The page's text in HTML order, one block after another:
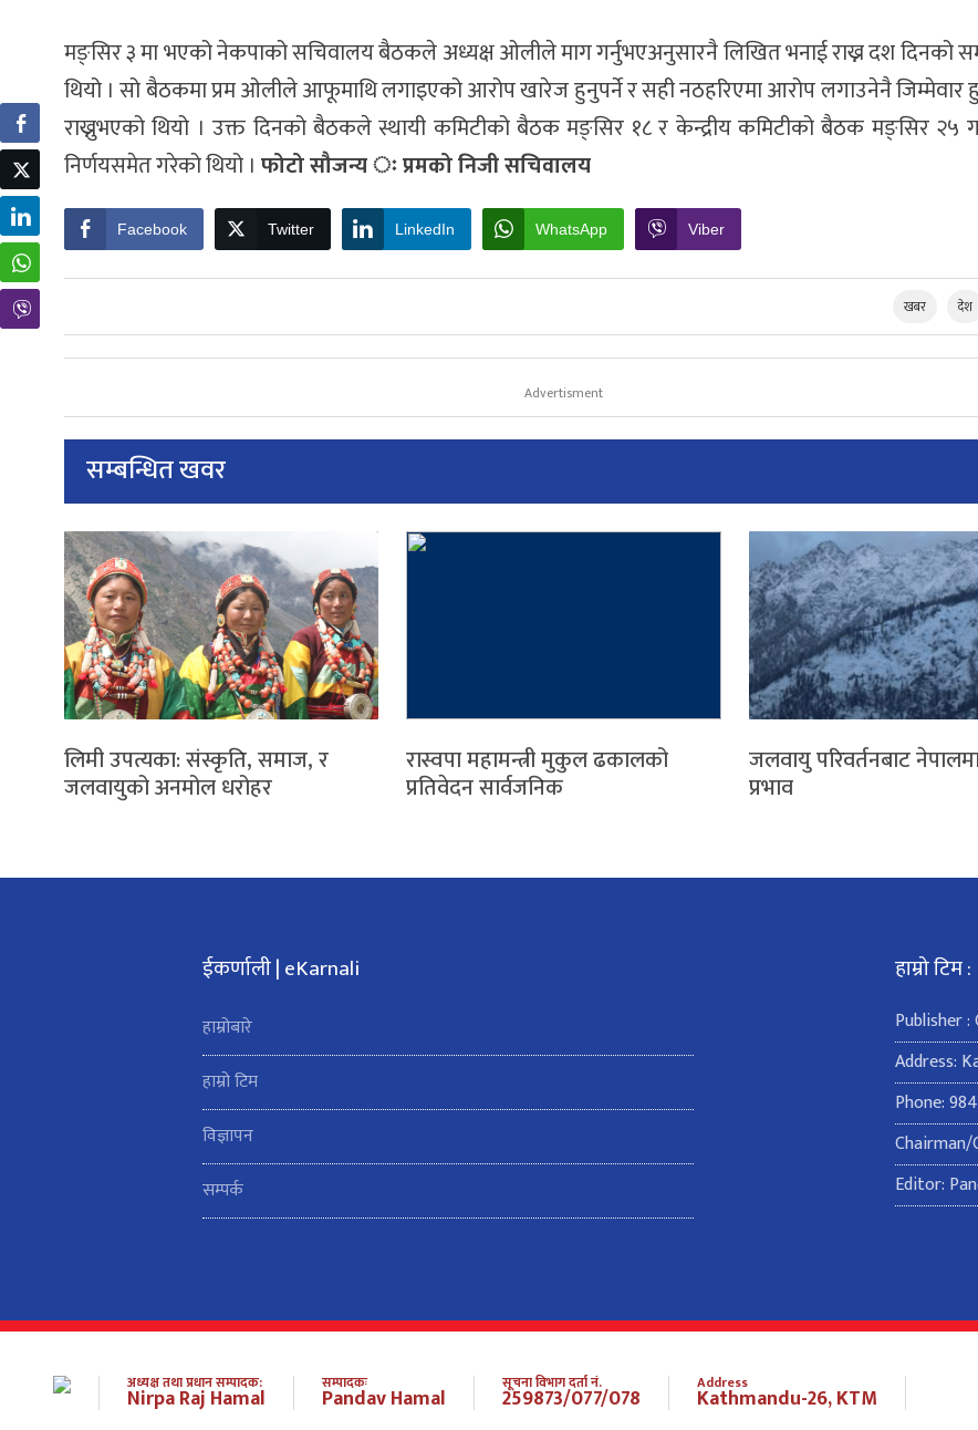
मङ्सिर ३ मा भएको नेकपाको सचिवालय बैठकले अध्यक्ष ओलीले माग गर्नुभएअनुसारनै लिखित भनाई राख्न दश दिनको
थियो । सो बैठकमा प्रम ओलीले आफूमाथि लगाइएको आरोप खारेज हुनुपर्ने र सही नठहरिएमा आरोप लगाउनेनै जिम्मेवार
राख्नुभएको थियो । उक्त दिनको बैठकले स्थायी कमिटीको बैठक मङ्सिर १८ र केन्द्रीय कमिटीको बैठक मङ्सिर २५
निर्णयसमेत गरेको थियो । फोटो सौजन्य ः प्रमको निजी सचिवालय
Facebook Twitter LinkedIn WhatsApp Viber
खबर देश
Advertisment
सम्बन्धित खवर
लिमी उपत्यका: संस्कृति, समाज, र
जलवायुको अनमोल धरोहर
रास्वपा महामन्त्री मुकुल ढकालको
प्रतिवेदन सार्वजनिक
जलवायु परिवर्तनबाट
प्रभाव
ईकर्णाली | eKarnali
हाम्रोबारे
हाम्रो टिम
विज्ञापन
सम्पर्क
हाम्रो टिम :
Publisher
Address:
Phone:
Editor:
अध्यक्ष तथा प्रधान सम्पादक:
Nirpa Raj Hamal सम्पादकः
Pandav Hamal सूचना विभाग दर्ता नं.
259873/077/078 Address
Kathmandu-26, KTM